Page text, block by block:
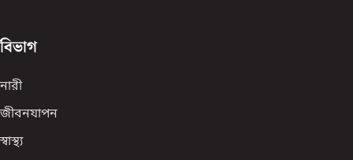
বিভাগ
নারী
জীবনযাপন
স্বাস্থ্য